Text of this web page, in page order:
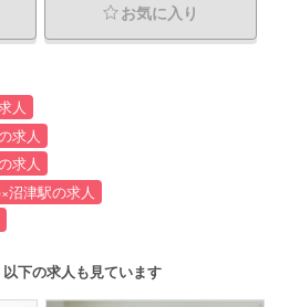
お気に入り
人
求人
求人
沼津駅の求人
下の求人も見ています